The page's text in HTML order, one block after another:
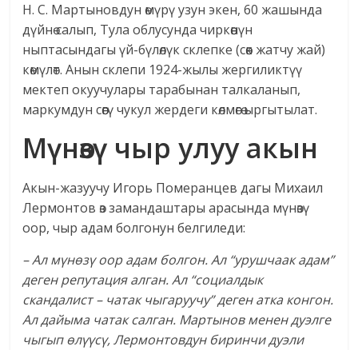
Н. С. Мартыновдун өмүрү узун экен, 60 жашында
дүйнө салып, Тула облусунда чиркөөнүн
ныптасындагы үй-бүлөлүк склепке (сөөк жатчу жай)
көмүлөт. Анын склепи 1924-жылы жергиликтүү
мектеп окуучулары тарабынан талкаланып,
маркумдун сөөгү чукул жердеги көлмөгө ыргытылат.
Мүнөзү чыр улуу акын
Акын-жазуучу Игорь Померанцев дагы Михаил
Лермонтов өз замандаштары арасында мүнөзү
оор, чыр адам болгонун белгиледи:
– Ал мүнөзү оор адам болгон. Ал “урушчаак адам”
деген репутация алган. Ал “социалдык
скандалист – чатак чыгаруучу” деген атка конгон.
Ал дайыма чатак салган. Мартынов менен дуэлге
чыгып өлүүсү, Лермонтовдун биринчи дуэли